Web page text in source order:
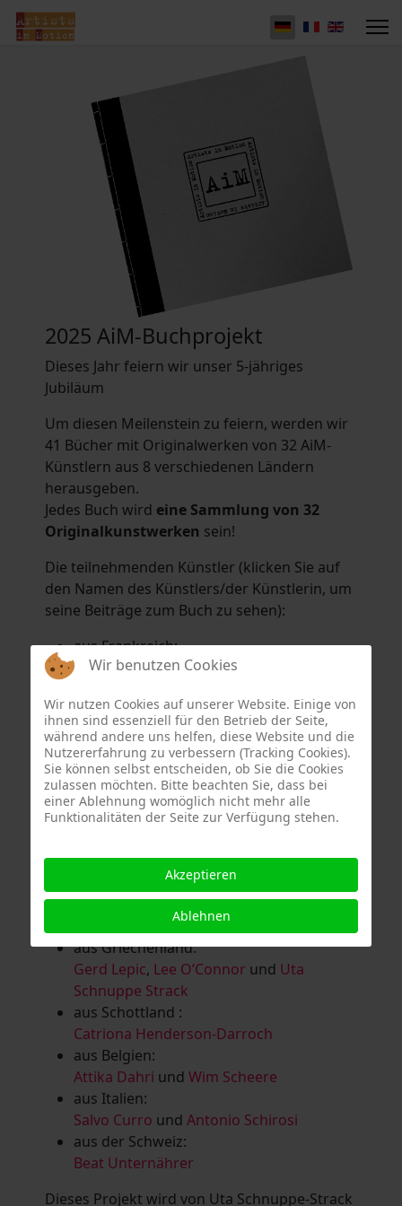
2025 AiM-Buchprojekt
Dieses Jahr feiern wir unser 5-jähriges
Jubiläum
Um diesen Meilenstein zu feiern, werden wir
41 Bücher mit Originalwerken von 32 AiM-
Künstlern aus 8 verschiedenen Ländern
herausgeben.
Jedes Buch wird eine Sammlung von 32
Originalkunstwerken sein!
Die teilnehmenden Künstler (klicken Sie auf
den Namen des Künstlers/der Künstlerin, um
seine Beiträge zum Buch zu sehen):
aus Frankreich:
Hélène Argo,Didier Bonnot
Eric Schaftlein.
aus den Niederlanden:
Dorrety Brookhuis,Natalia Dik,Elise
EekhoutundHenny Schaapman
aus Deutschland:
Salomé Herbst,Andrea Jungnitsch,
Lanzl,Heidrun MalComes,Christa Mayer-
Guntram Prochaska
Schaub,Vera Schaub,Birgit Schweimler &
Serge DevadderundRolf Thärichen
aus Griechenland:
Gerd Lepic, Lee O’Connor und Uta
Schnuppe Strack
aus Schottland :
Catriona Henderson-Darroch
aus Belgien:
Attika Dahri und Wim Scheere
aus Italien:
Salvo Curro und Antonio Schirosi
aus der Schweiz:
Beat Unternährer
Dieses Projekt wird von Uta Schnuppe-Strack
Wir benutzen Cookies
Wir nutzen Cookies auf unserer Website. Einige von
ihnen sind essenziell für den Betrieb der Seite,
während andere uns helfen, diese Website und die
Nutzererfahrung zu verbessern (Tracking Cookies).
Sie können selbst entscheiden, ob Sie die Cookies
zulassen möchten. Bitte beachten Sie, dass bei
einer Ablehnung womöglich nicht mehr alle
Funktionalitäten der Seite zur Verfügung stehen.
Akzeptieren
Ablehnen